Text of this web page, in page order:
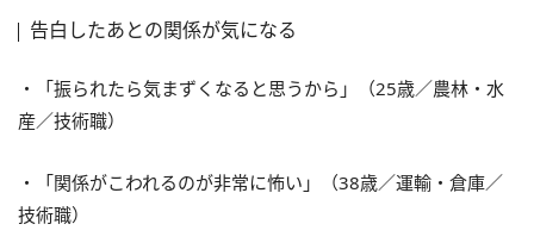
告白したあとの関係が気になる
・「振られたら気まずくなると思うから」（25歳／農林・水
産／技術職）
・「関係がこわれるのが非常に怖い」（38歳／運輸・倉庫／
技術職）